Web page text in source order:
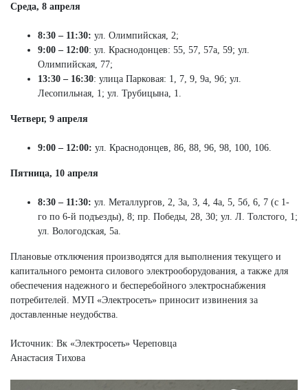
Среда, 8 апреля
8:30 – 11:30: ул. Олимпийская, 2;
9:00 – 12:00: ул. Краснодонцев: 55, 57, 57а, 59; ул.
Олимпийская, 77;
13:30 – 16:30: улица Парковая: 1, 7, 9, 9а, 9б; ул.
Лесопильная, 1; ул. Трубицына, 1.
Четверг, 9 апреля
9:00 – 12:00: ул. Краснодонцев, 86, 88, 96, 98, 100, 106.
Пятница, 10 апреля
8:30 – 11:30: ул. Металлургов, 2, 3а, 3, 4, 4а, 5, 5б, 6, 7 (с 1-
го по 6-й подъезды), 8; пр. Победы, 28, 30; ул. Л. Толстого, 1;
ул. Вологодская, 5а.
Плановые отключения производятся для выполнения текущего и
капитального ремонта силового электрооборудования, а также для
обеспечения надежного и бесперебойного электроснабжения
потребителей. МУП «Электросеть» приносит извинения за
доставленные неудобства.
Источник: Вк «Электросеть» Череповца
Анастасия Тихова